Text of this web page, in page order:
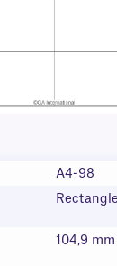
A4-98
Rectangle
104,9